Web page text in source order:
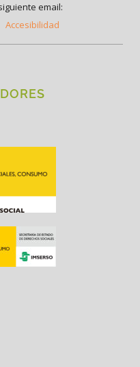
email:
Accesibilidad